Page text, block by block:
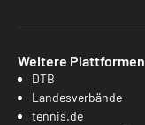
Weitere Plattformen
DTB
Landesverbände
tennis.de